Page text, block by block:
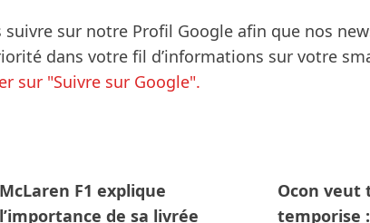
suivre sur notre Profil Google afin que nos
dans votre fil d’informations sur votre
sur "Suivre sur Google".
McLaren F1 explique
l’importance de sa livrée
Ocon veut
temporise